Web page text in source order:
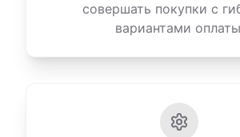
совершать покупки с
вариантами